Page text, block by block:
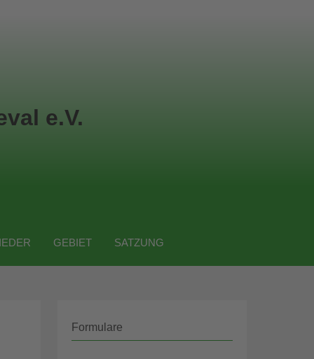
e.V.
GEBIET SATZUNG
Formulare